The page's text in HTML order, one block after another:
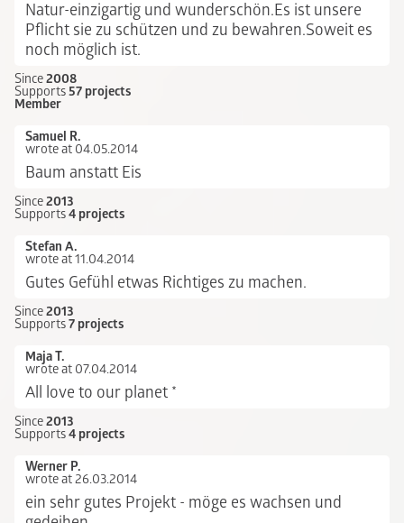
Natur-einzigartig und wunderschön.Es ist unsere
Pflicht sie zu schützen und zu bewahren.Soweit es
noch möglich ist.
Since2008
Supports57 projects
Member
Samuel R.
wrote at 04.05.2014
Baum anstatt Eis
Since2013
Supports4 projects
Stefan A.
wrote at 11.04.2014
Gutes Gefühl etwas Richtiges zu machen.
Since2013
Supports7 projects
Maja T.
wrote at 07.04.2014
All love to our planet *
Since2013
Supports4 projects
Werner P.
wrote at 26.03.2014
ein sehr gutes Projekt - möge es wachsen und